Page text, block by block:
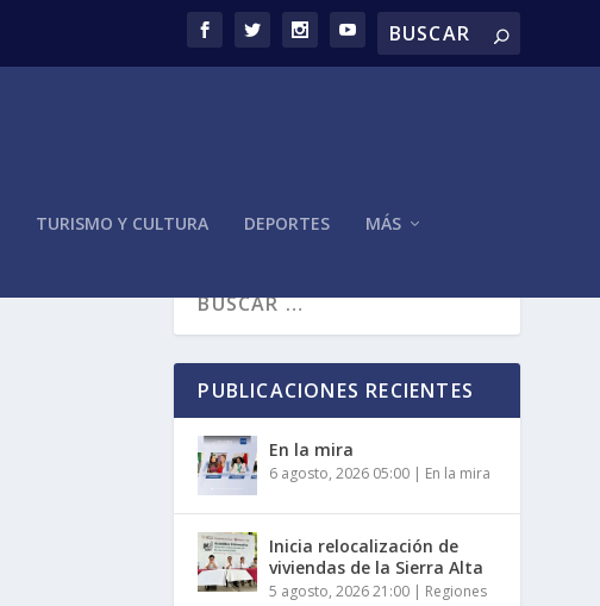
TURISMO Y CULTURA DEPORTES MÁS
PUBLICACIONES RECIENTES
En la mira
6 agosto, 2026 05:00 | En la mira
Inicia relocalización de
viviendas de la Sierra Alta
5 agosto, 2026 21:00 | Regiones